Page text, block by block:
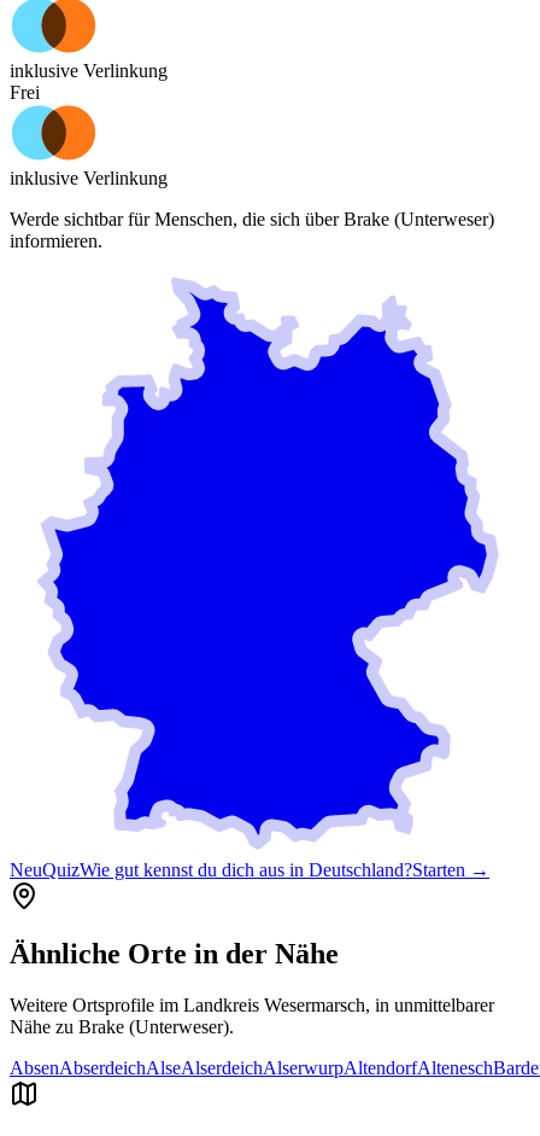
inklusive Verlinkung
Frei
inklusive Verlinkung
Werde sichtbar für Menschen, die sich überBrake (Unterweser)
informieren.
NeuQuizWie gut kennst du dich aus in Deutschland?Starten →
Ähnliche Orte in der Nähe
Weitere Ortsprofile im Landkreis Wesermarsch, in unmittelbarer
Nähe zu Brake (Unterweser).
AbsenAbserdeichAlseAlserdeichAlserwurpAltendorfAltenesch